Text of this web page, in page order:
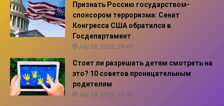
Признать Россию государством-
спонсором терроризма: Сенат
Конгресса США обратился в
Госдепартамент
July 29, 2022, 23:49
Стоит ли разрешать детям смотреть на
это? 10 советов проницательным
родителям
July 29, 2022, 23:48